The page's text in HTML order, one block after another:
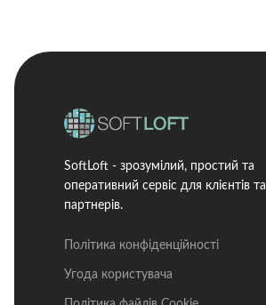
SoftLoft - зрозумілий, простий та
оперативний сервіс для клієнтів та
партнерів.
Політика конфіденційності
Угода користувача